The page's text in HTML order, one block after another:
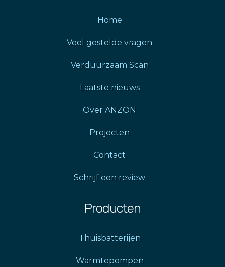
Home
Veel gestelde vragen
Verduurzaam Scan
Laatste nieuws
Over ANZON
Projecten
Contact
Schrijf een review
Producten
Thuisbatterijen
Warmtepompen